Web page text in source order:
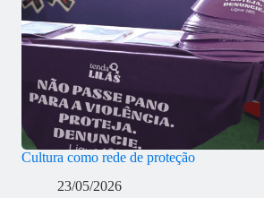
Cultura como rede de proteção
23/05/2026